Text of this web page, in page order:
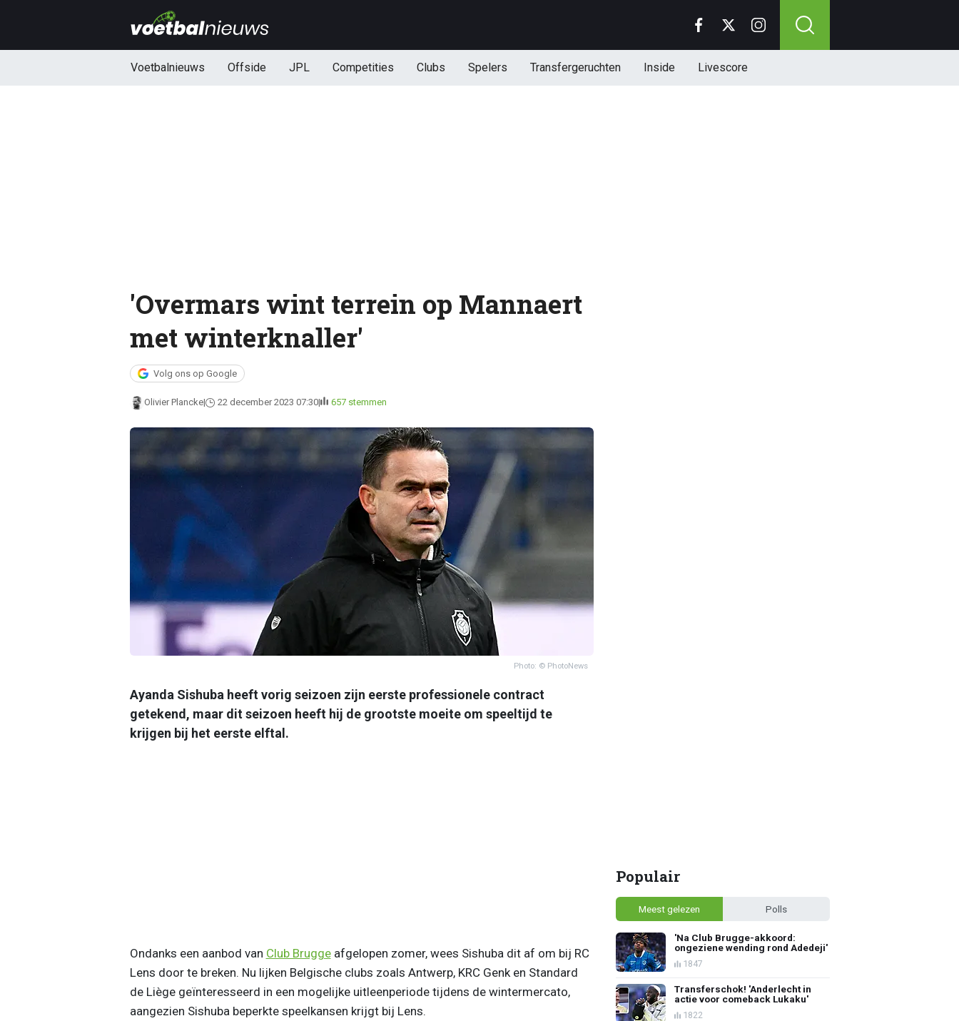
Voetbalnieuws Offside JPL Competities Clubs Spelers Transfergeruchten Inside Livescore
'Overmars wint terrein op Mannaert
met winterknaller'
Volg ons op Google
Olivier Plancke 22 december 2023 07:30 657 stemmen
Photo: © PhotoNews
Ayanda Sishuba heeft vorig seizoen zijn eerste professionele contract
getekend, maar dit seizoen heeft hij de grootste moeite om speeltijd te
krijgen bij het eerste elftal.
Ondanks een aanbod van Club Bruggeafgelopen zomer, wees Sishuba dit af om bij RC
Lens door te breken. Nu lijken Belgische clubs zoals Antwerp, KRC Genk en Standard
de Liège geïnteresseerd in een mogelijke uitleenperiode tijdens de wintermercato,
aangezien Sishuba beperkte speelkansen krijgt bij Lens.
Populair
Meest gelezen Polls
'Na Club Brugge-akkoord:
ongeziene wending rond Adedeji'
1847
Transferschok! 'Anderlecht in
actie voor comeback Lukaku'
1822